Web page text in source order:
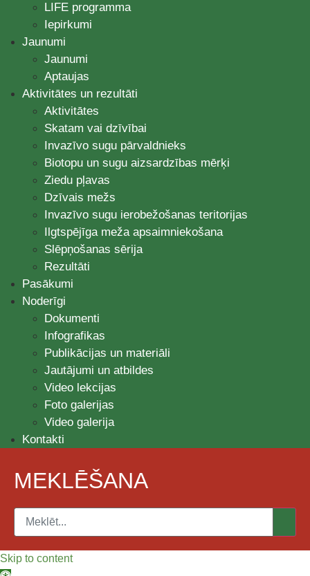
LIFE programma
Iepirkumi
Jaunumi
Jaunumi
Aptaujas
Aktivitātes un rezultāti
Aktivitātes
Skatam vai dzīvībai
Invazīvo sugu pārvaldnieks
Biotopu un sugu aizsardzības mērķi
Ziedu pļavas
Dzīvais mežs
Invazīvo sugu ierobežošanas teritorijas
Ilgtspējīga meža apsaimniekošana
Slēpņošanas sērija
Rezultāti
Pasākumi
Noderīgi
Dokumenti
Infografikas
Publikācijas un materiāli
Jautājumi un atbildes
Video lekcijas
Foto galerijas
Video galerija
Kontakti
MEKLĒŠANA
Skip to content